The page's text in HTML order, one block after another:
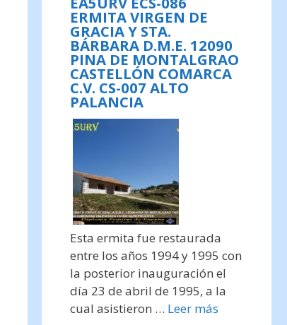
ERMITA VIRGEN DE
GRACIA Y STA.
BÁRBARA D.M.E. 12090
PINA DE MONTALGRAO
CASTELLÓN COMARCA
C.V. CS-007 ALTO
PALANCIA
Esta ermita fue restaurada
entre los años 1994 y 1995 con
la posterior inauguración el
día 23 de abril de 1995, a la
cual asistieron … Leer más